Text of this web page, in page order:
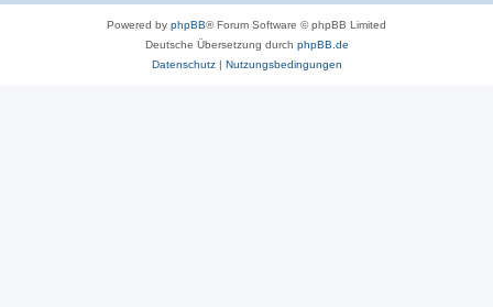
Powered by phpBB® Forum Software © phpBB Limited
Deutsche Übersetzung durch phpBB.de
Datenschutz| Nutzungsbedingungen